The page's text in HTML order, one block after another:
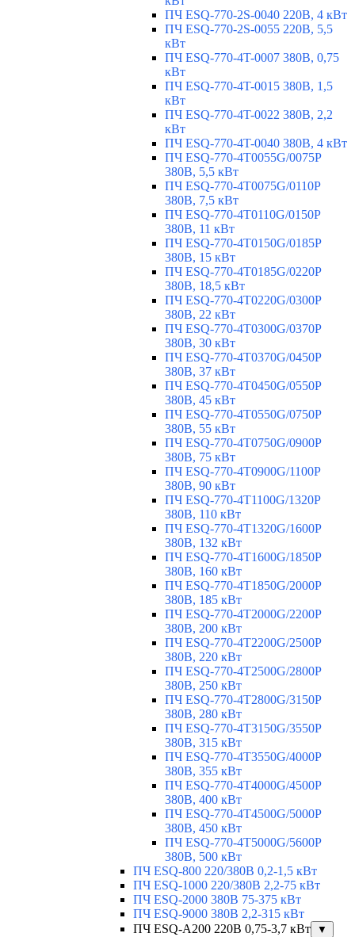
ПЧ ESQ-770-2S-0040 220В, 4 кВт
ПЧ ESQ-770-2S-0055 220В, 5,5
кВт
ПЧ ESQ-770-4T-0007 380В, 0,75
кВт
ПЧ ESQ-770-4T-0015 380В, 1,5
кВт
ПЧ ESQ-770-4T-0022 380В, 2,2
кВт
ПЧ ESQ-770-4T-0040 380В, 4 кВт
ПЧ ESQ-770-4T0055G/0075P
380В, 5,5 кВт
ПЧ ESQ-770-4T0075G/0110P
380В, 7,5 кВт
ПЧ ESQ-770-4T0110G/0150P
380В, 11 кВт
ПЧ ESQ-770-4T0150G/0185P
380В, 15 кВт
ПЧ ESQ-770-4T0185G/0220P
380В, 18,5 кВт
ПЧ ESQ-770-4T0220G/0300P
380В, 22 кВт
ПЧ ESQ-770-4T0300G/0370P
380В, 30 кВт
ПЧ ESQ-770-4T0370G/0450P
380В, 37 кВт
ПЧ ESQ-770-4T0450G/0550P
380В, 45 кВт
ПЧ ESQ-770-4T0550G/0750P
380В, 55 кВт
ПЧ ESQ-770-4T0750G/0900P
380В, 75 кВт
ПЧ ESQ-770-4T0900G/1100P
380В, 90 кВт
ПЧ ESQ-770-4T1100G/1320P
380В, 110 кВт
ПЧ ESQ-770-4T1320G/1600P
380В, 132 кВт
ПЧ ESQ-770-4T1600G/1850P
380В, 160 кВт
ПЧ ESQ-770-4T1850G/2000P
380В, 185 кВт
ПЧ ESQ-770-4T2000G/2200P
380В, 200 кВт
ПЧ ESQ-770-4T2200G/2500P
380В, 220 кВт
ПЧ ESQ-770-4T2500G/2800P
380В, 250 кВт
ПЧ ESQ-770-4T2800G/3150P
380В, 280 кВт
ПЧ ESQ-770-4T3150G/3550P
380В, 315 кВт
ПЧ ESQ-770-4T3550G/4000P
380В, 355 кВт
ПЧ ESQ-770-4T4000G/4500P
380В, 400 кВт
ПЧ ESQ-770-4T4500G/5000P
380В, 450 кВт
ПЧ ESQ-770-4T5000G/5600P
380В, 500 кВт
ПЧ ESQ-800 220/380В 0,2-1,5 кВт
ПЧ ESQ-1000 220/380В 2,2-75 кВт
ПЧ ESQ-2000 380В 75-375 кВт
ПЧ ESQ-9000 380В 2,2-315 кВт
ПЧ ESQ-A200 220В 0,75-3,7 кВт
▼